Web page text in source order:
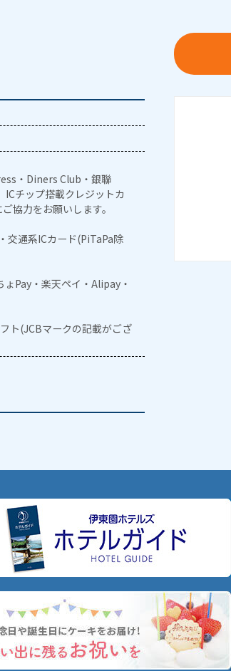
・Diners Club・銀聯
チップ搭載クレジットカ
協力をお願いします。
交通系ICカード(PiTaPa除
ょPay・楽天ペイ・Alipay・
ト(JCBマークの記載がござ